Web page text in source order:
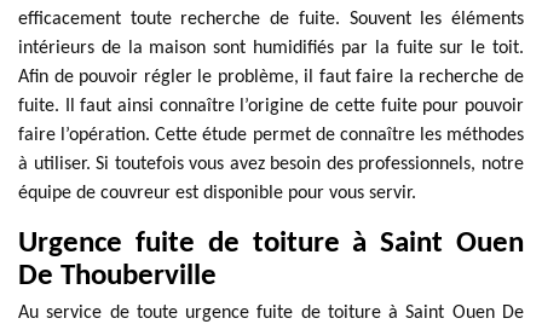
efficacement toute recherche de fuite. Souvent les éléments
intérieurs de la maison sont humidifiés par la fuite sur le toit.
Afin de pouvoir régler le problème, il faut faire la recherche de
fuite. Il faut ainsi connaître l’origine de cette fuite pour pouvoir
faire l’opération. Cette étude permet de connaître les méthodes
à utiliser. Si toutefois vous avez besoin des professionnels, notre
équipe de couvreur est disponible pour vous servir.
Urgence fuite de toiture à Saint Ouen
De Thouberville
Au service de toute urgence fuite de toiture à Saint Ouen De